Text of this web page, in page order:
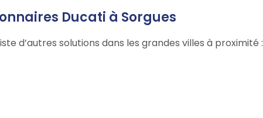
Ducati à Sorgues
d’autres solutions dans les grandes villes à proximité :